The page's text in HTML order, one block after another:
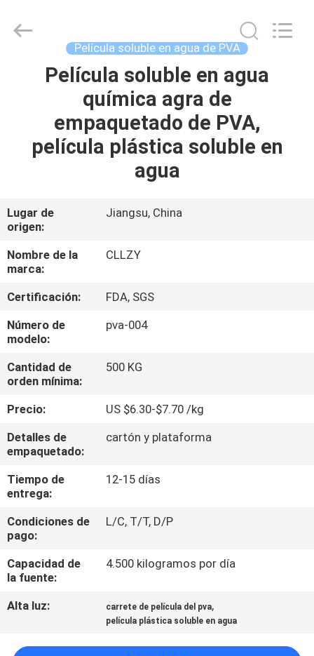
PRODUCTOS
NOSOTROS
RECORRIDO
POR
LA
FÁBRICA
CONTROL
CALIDAD
NOTICIAS
UNA CITA
MAPA
DEL
Macromolecule
Materials
Película soluble en agua de PVA
Película soluble en agua
química agra de
empaquetado de PVA,
película plástica soluble en
agua
Lugar de
origen:
Jiangsu, China
Nombre de la
marca:
CLLZY
Certificación:
FDA, SGS
Número de
modelo:
pva-004
Cantidad de
orden mínima:
500 KG
Precio:
US $6.30-$7.70 /kg
Detalles de
empaquetado:
cartón y plataforma
Tiempo de
entrega:
12-15 días
Condiciones de
pago:
L/C, T/T, D/P
Capacidad de
la fuente:
4.500 kilogramos por día
Alta luz: carrete de película del pva,
película plástica soluble en agua